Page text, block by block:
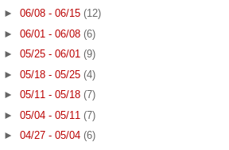
► 06/08 - 06/15 (12)
► 06/01 - 06/08 (6)
► 05/25 - 06/01 (9)
► 05/18 - 05/25 (4)
► 05/11 - 05/18 (7)
► 05/04 - 05/11 (7)
► 04/27 - 05/04 (6)